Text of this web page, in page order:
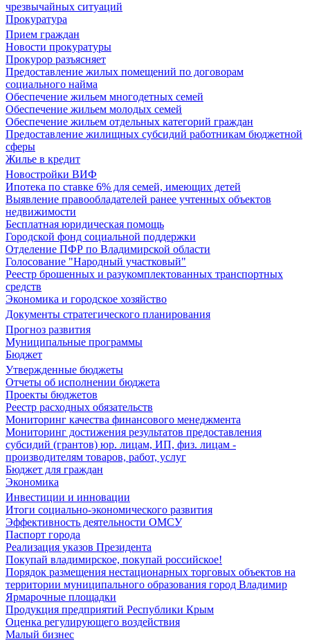
чрезвычайных ситуаций
Прокуратура
Прием граждан
Новости прокуратуры
Прокурор разъясняет
Предоставление жилых помещений по договорам
социального найма
Обеспечение жильем многодетных семей
Обеспечение жильем молодых семей
Обеспечение жильем отдельных категорий граждан
Предоставление жилищных субсидий работникам бюджетной
сферы
Жилье в кредит
Новостройки ВИФ
Ипотека по ставке 6% для семей, имеющих детей
Выявление правообладателей ранее учтенных объектов
недвижимости
Бесплатная юридическая помощь
Городской фонд социальной поддержки
Отделение ПФР по Владимирской области
Голосование "Народный участковый"
Реестр брошенных и разукомплектованных транспортных
средств
Экономика и городское хозяйство
Документы стратегического планирования
Прогноз развития
Муниципальные программы
Бюджет
Утвержденные бюджеты
Отчеты об исполнении бюджета
Проекты бюджетов
Реестр расходных обязательств
Мониторинг качества финансового менеджмента
Мониторинг достижения результатов предоставления
субсидий (грантов) юр. лицам, ИП, физ. лицам -
производителям товаров, работ, услуг
Бюджет для граждан
Экономика
Инвестиции и инновации
Итоги социально-экономического развития
Эффективность деятельности ОМСУ
Паспорт города
Реализация указов Президента
Покупай владимирское, покупай российское!
Порядок размещения нестационарных торговых объектов на
территории муниципального образования город Владимир
Ярмарочные площадки
Продукция предприятий Республики Крым
Оценка регулирующего воздействия
Малый бизнес